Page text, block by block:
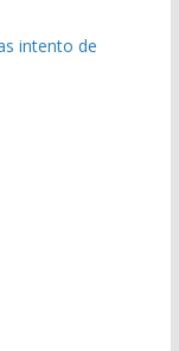
intento de